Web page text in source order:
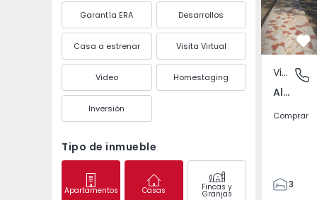
Garantía ERA Desarrollos
Casa a estrenar Visita Virtual
Video Homestaging
Inversión
Tipo de inmueble
Apartamentos Casas Fincas y
Granjas
Vivienda
Almancil, Faro
Comprar
3